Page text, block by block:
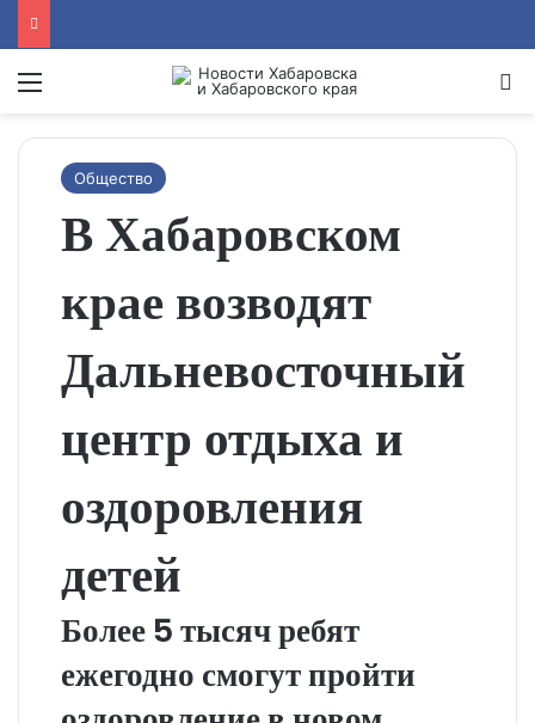
Menu
Общество
В Хабаровском
крае возводят
Дальневосточный
центр отдыха и
оздоровления
детей
Более 5 тысяч ребят
ежегодно смогут пройти